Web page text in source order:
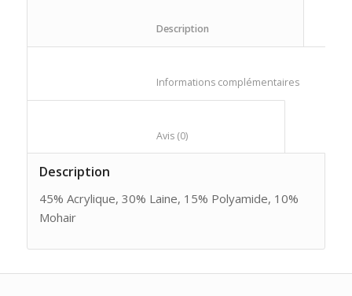
Informations
						Avis (0)
Description
45% Acrylique, 30% Laine, 15% Polyamide, 10%
Mohair